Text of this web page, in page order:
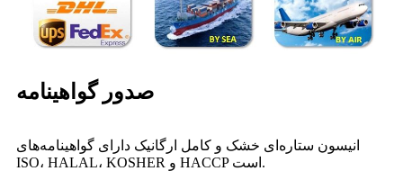
صدور گواهینامه
انیسون ستاره‌ای خشک و کامل ارگانیک دارای گواهینامه‌های
ISO، HALAL، KOSHER و HACCP است.